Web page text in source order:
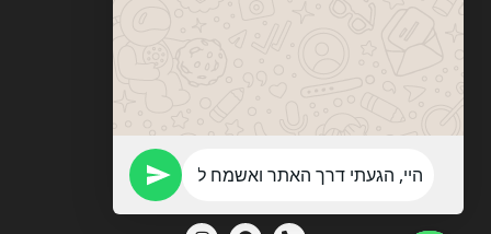
vitebskys@gmail.com